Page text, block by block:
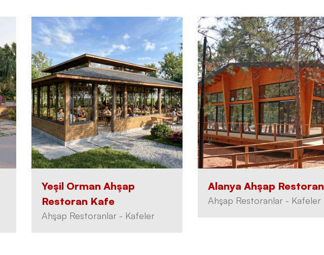
Yeşil Orman Ahşap
Restoran Kafe
Ahşap Restoranlar - Kafeler
Alanya Ahşap Restoran
Ahşap Restoranlar - Kafeler